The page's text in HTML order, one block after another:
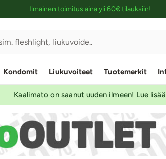
Ilmainen toimitus aina yli 60€ tilauksiin!
Kondomit Liukuvoiteet Tuotemerkit
Kaalimato on saanut uuden ilmeen! Lue lisää